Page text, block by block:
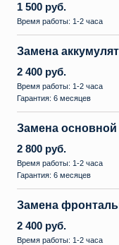
1 500 руб.
Время работы: 1-2 часа
Замена
2 400 руб.
Время работы: 1-2 часа
Гарантия: 6 месяцев
Замена
2 800 руб.
Время работы: 1-2 часа
Гарантия: 6 месяцев
Замена
2 400 руб.
Время работы: 1-2 часа